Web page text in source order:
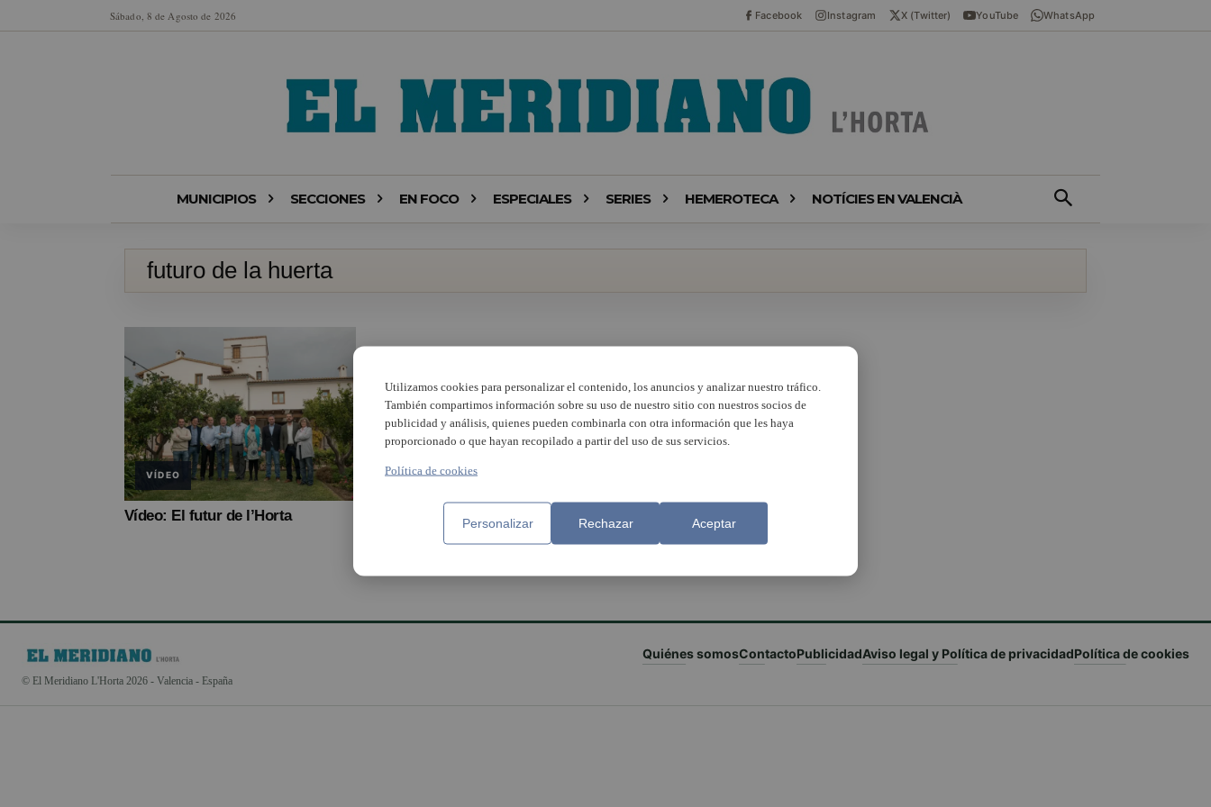
Sábado, 8 de Agosto de 2026 Facebook Instagram X (Twitter) YouTube WhatsApp
MUNICIPIOS SECCIONES EN FOCO ESPECIALES SERIES HEMEROTECA NOTÍCIES EN VALENCIÀ
futuro de la huerta
VÍDEO
Vídeo: El futur de l’Horta
© El Meridiano L'Horta 2026 - Valencia - España
Quiénes somosContactoPublicidadAviso legal y Política de privacidadPolítica de cookies
Utilizamos cookies para personalizar el contenido, los anuncios y analizar nuestro tráfico.
También compartimos información sobre su uso de nuestro sitio con nuestros socios de
publicidad y análisis, quienes pueden combinarla con otra información que les haya
proporcionado o que hayan recopilado a partir del uso de sus servicios.
Política de cookies
Personalizar Rechazar Aceptar